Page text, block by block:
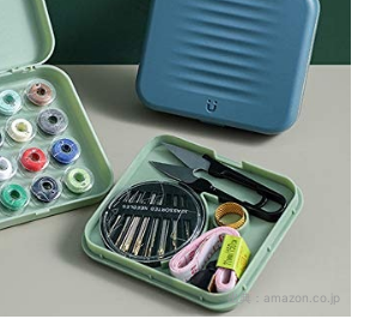
出典： amazon.co.jp